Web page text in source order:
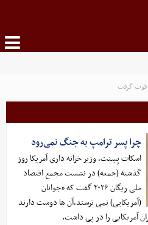
قوت گرفت
چرا پسر ترامپ به جنگ نمی‌رود
اسکات بِسِنت،‌ وزیر خزانه داری آمریکا روز
گذشته (جمعه)‌ در نشست مجمع اقتصاد
ملی ریگان ۲۰۲۶ گفت که «جوانان
(آمریکایی) نمی ترسند،‌آن ها دوست دارند
آمریکایی را در پی داشت.